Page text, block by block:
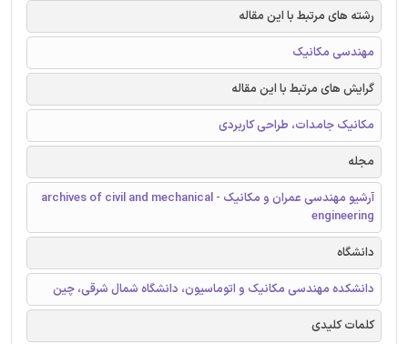
رشته های مرتبط با این مقاله
مهندسی مکانیک
گرایش های مرتبط با این مقاله
مکانیک جامدات، طراحی کاربردی
مجله
آرشیو مهندسی عمران و مکانیک - archives of civil and mechanical
engineering
دانشگاه
دانشکده مهندسی مکانیک و اتوماسیون، دانشگاه شمال شرقی، چین
کلمات کلیدی